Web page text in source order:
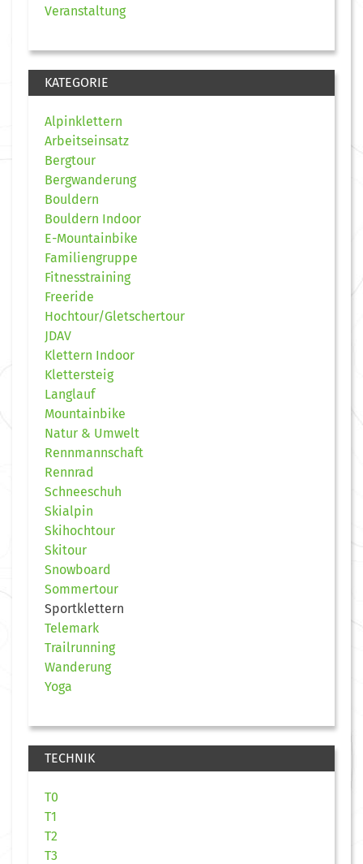
Veranstaltung
KATEGORIE
Alpinklettern
Arbeitseinsatz
Bergtour
Bergwanderung
Bouldern
Bouldern Indoor
E-Mountainbike
Familiengruppe
Fitnesstraining
Freeride
Hochtour/Gletschertour
JDAV
Klettern Indoor
Klettersteig
Langlauf
Mountainbike
Natur & Umwelt
Rennmannschaft
Rennrad
Schneeschuh
Skialpin
Skihochtour
Skitour
Snowboard
Sommertour
Sportklettern
Telemark
Trailrunning
Wanderung
Yoga
TECHNIK
T0
T1
T2
T3